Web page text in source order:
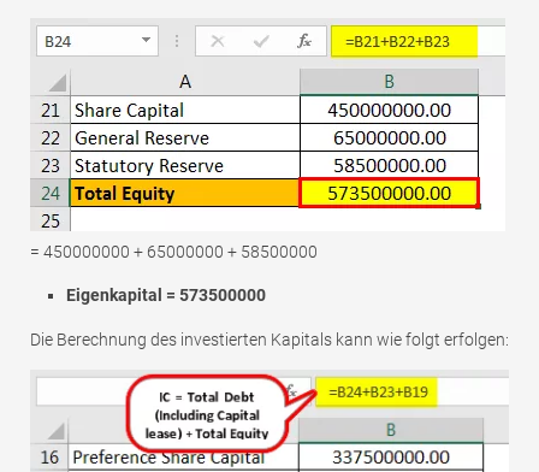
= 450000000 + 65000000 + 58500000
Eigenkapital = 573500000
Die Berechnung des investierten Kapitals kann wie folgt erfolgen: